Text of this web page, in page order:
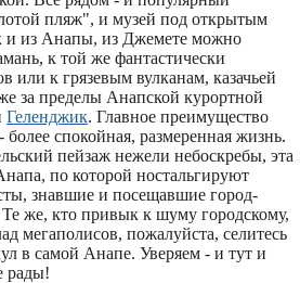
пляж", и музей под открытым
и из Анапы, из Джемете можно
к той же фантастически
или к грязевым вулканам, казачьей
за пределы Анапской курортной
Геленджик. Главное преимущество
спокойная, размеренная жизнь.
пейзаж нежели небоскребы, эта
по которой ностальгируют
знавшие и посещавшие город-
Те же, кто привык к шуму городскому,
мегаполисов, пожалуйста, селитесь
в самой Анапе. Уверяем - и тут и
рады!